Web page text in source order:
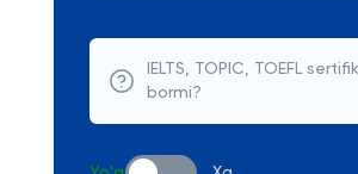
IELTS, TOPIC, TOEFL
bormi?